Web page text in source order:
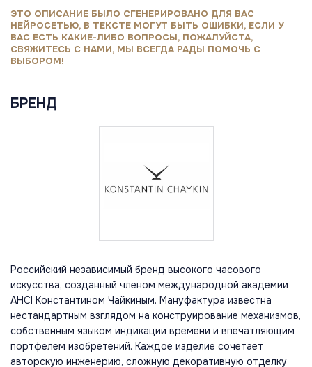
ЭТО ОПИСАНИЕ БЫЛО СГЕНЕРИРОВАНО ДЛЯ ВАС
НЕЙРОСЕТЬЮ, В ТЕКСТЕ МОГУТ БЫТЬ ОШИБКИ, ЕСЛИ У
ВАС ЕСТЬ КАКИЕ-ЛИБО ВОПРОСЫ, ПОЖАЛУЙСТА,
СВЯЖИТЕСЬ С НАМИ, МЫ ВСЕГДА РАДЫ ПОМОЧЬ С
ВЫБОРОМ!
БРЕНД
Российский независимый бренд высокого часового
искусства, созданный членом международной академии
AHCI Константином Чайкиным. Мануфактура известна
нестандартным взглядом на конструирование механизмов,
собственным языком индикации времени и впечатляющим
портфелем изобретений. Каждое изделие сочетает
авторскую инженерию, сложную декоративную отделку